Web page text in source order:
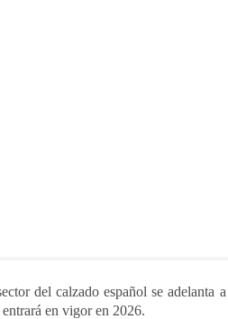
del calzado español se adelanta
en vigor en 2026.